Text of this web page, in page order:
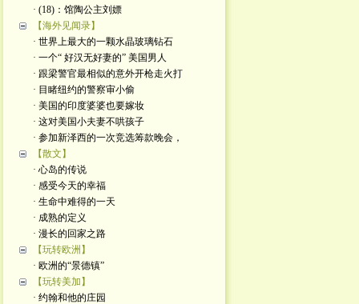
· (18)：馆陶公主刘嫖
【海外见闻录】
· 世界上最大的一颗水晶玻璃钻石
· 一个“ 好汉无好妻的” 美国男人
· 跟梁警官最相似的意外开枪走火打
· 目睹纽约的警察审小偷
· 美国的印度婆婆也要嫁妆
· 这对美国小夫妻不哄孩子
· 参加新泽西的一次竞选筹款晚会，
【散文】
· 心岛的传说
· 感受今天的幸福
· 生命中难得的一天
· 成熟的定义
· 漫长的回家之路
【玩转欧洲】
· 欧洲的“景德镇”
【玩转美加】
· 约翰和他的庄园